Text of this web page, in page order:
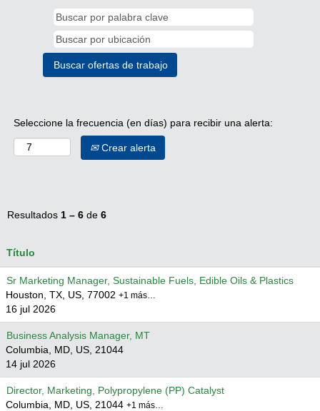
Seleccione la frecuencia (en días) para recibir una alerta:
Crear alerta
Resultados 1 – 6 de 6
Título
Sr Marketing Manager, Sustainable Fuels, Edible Oils & Plastics
Houston, TX, US, 77002 +1 más…
16 jul 2026
Business Analysis Manager, MT
Columbia, MD, US, 21044
14 jul 2026
Director, Marketing, Polypropylene (PP) Catalyst
Columbia, MD, US, 21044 +1 más…